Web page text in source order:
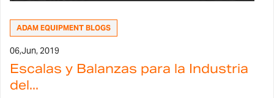
ADAM EQUIPMENT BLOGS
06,Jun, 2019
Escalas y Balanzas para la Industria
del...